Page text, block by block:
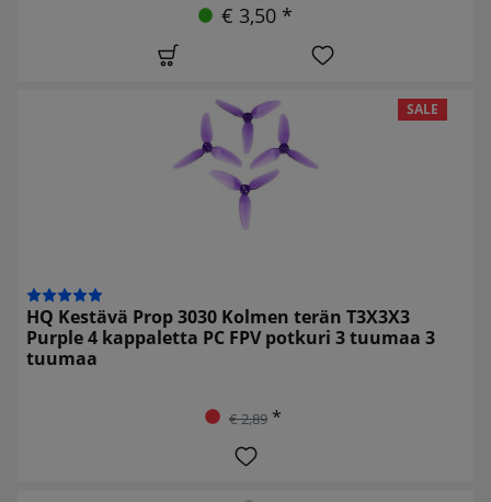
€ 3,50 *
SALE
HQ Kestävä Prop 3030 Kolmen terän T3X3X3
Purple 4 kappaletta PC FPV potkuri 3 tuumaa 3
tuumaa
€ 2,89*